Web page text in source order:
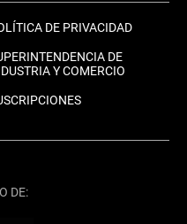
DE PRIVACIDAD
DE
Y COMERCIO
DE: